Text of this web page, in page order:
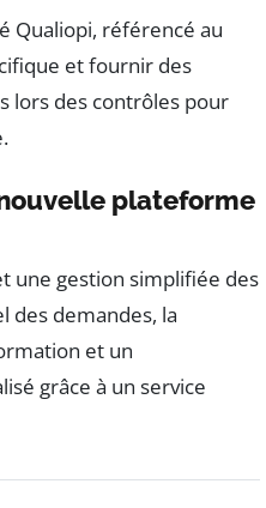
Qualiopi, référencé au
et fournir des
lors des contrôles pour
plateforme
une gestion simplifiée des
des demandes, la
et un
grâce à un service